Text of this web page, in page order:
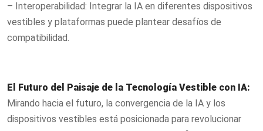
– Interoperabilidad: Integrar la IA en diferentes dispositivos
vestibles y plataformas puede plantear desafíos de
compatibilidad.
El Futuro del Paisaje de la Tecnología Vestible con IA:
Mirando hacia el futuro, la convergencia de la IA y los
dispositivos vestibles está posicionada para revolucionar